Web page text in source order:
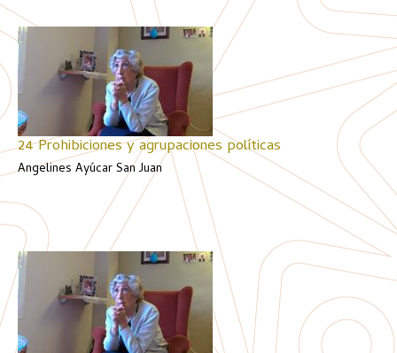
24 Prohibiciones y agrupaciones políticas
Angelines Ayúcar San Juan